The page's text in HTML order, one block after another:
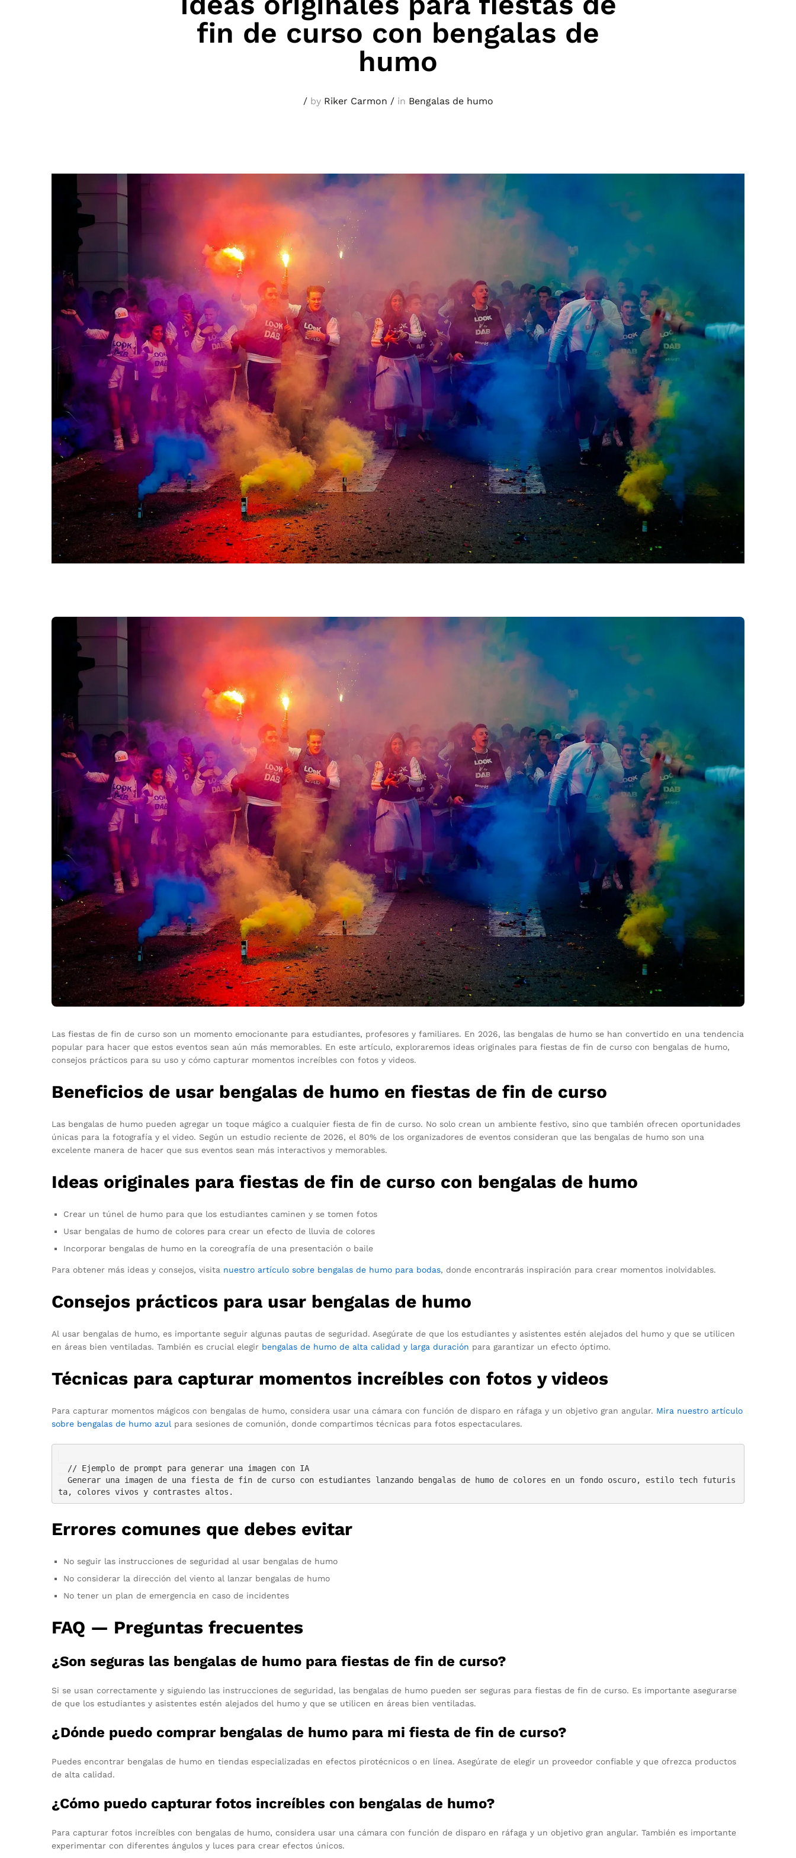
fin de curso con bengalas de
humo
/by Riker Carmon /in Bengalas de humo
Las fiestas de fin de curso son un momento emocionante para estudiantes, profesores y familiares. En 2026, las bengalas de humo se han convertido en una tendencia
popular para hacer que estos eventos sean aún más memorables. En este artículo, exploraremos ideas originales para fiestas de fin de curso con bengalas de humo,
consejos prácticos para su uso y cómo capturar momentos increíbles con fotos y videos.
Beneficios de usar bengalas de humo en fiestas de fin de curso
Las bengalas de humo pueden agregar un toque mágico a cualquier fiesta de fin de curso. No solo crean un ambiente festivo, sino que también ofrecen oportunidades
únicas para la fotografía y el video. Según un estudio reciente de 2026, el 80% de los organizadores de eventos consideran que las bengalas de humo son una
excelente manera de hacer que sus eventos sean más interactivos y memorables.
Ideas originales para fiestas de fin de curso con bengalas de humo
Crear un túnel de humo para que los estudiantes caminen y se tomen fotos
Usar bengalas de humo de colores para crear un efecto de lluvia de colores
Incorporar bengalas de humo en la coreografía de una presentación o baile
Para obtener más ideas y consejos, visita nuestro artículo sobre bengalas de humo para bodas, donde encontrarás inspiración para crear momentos inolvidables.
Consejos prácticos para usar bengalas de humo
Al usar bengalas de humo, es importante seguir algunas pautas de seguridad. Asegúrate de que los estudiantes y asistentes estén alejados del humo y que se utilicen
en áreas bien ventiladas. También es crucial elegir bengalas de humo de alta calidad y larga duración para garantizar un efecto óptimo.
Técnicas para capturar momentos increíbles con fotos y videos
Para capturar momentos mágicos con bengalas de humo, considera usar una cámara con función de disparo en ráfaga y un objetivo gran angular. Mira nuestro artículo
sobre bengalas de humo azul para sesiones de comunión, donde compartimos técnicas para fotos espectaculares.
Errores comunes que debes evitar
No seguir las instrucciones de seguridad al usar bengalas de humo
No considerar la dirección del viento al lanzar bengalas de humo
No tener un plan de emergencia en caso de incidentes
FAQ — Preguntas frecuentes
¿Son seguras las bengalas de humo para fiestas de fin de curso?
Si se usan correctamente y siguiendo las instrucciones de seguridad, las bengalas de humo pueden ser seguras para fiestas de fin de curso. Es importante asegurarse
de que los estudiantes y asistentes estén alejados del humo y que se utilicen en áreas bien ventiladas.
¿Dónde puedo comprar bengalas de humo para mi fiesta de fin de curso?
Puedes encontrar bengalas de humo en tiendas especializadas en efectos pirotécnicos o en línea. Asegúrate de elegir un proveedor confiable y que ofrezca productos
de alta calidad.
¿Cómo puedo capturar fotos increíbles con bengalas de humo?
Para capturar fotos increíbles con bengalas de humo, considera usar una cámara con función de disparo en ráfaga y un objetivo gran angular. También es importante
experimentar con diferentes ángulos y luces para crear efectos únicos.